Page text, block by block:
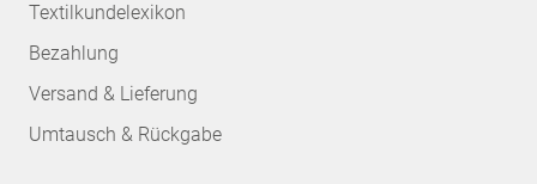
Textilkundelexikon
Bezahlung
Versand & Lieferung
Umtausch & Rückgabe